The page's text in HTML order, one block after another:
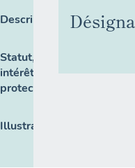
Description
Statut,
intérêt et
protection
Illustrations